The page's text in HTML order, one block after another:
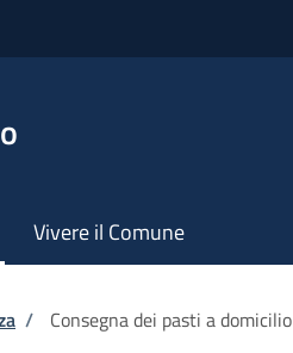
Vivere il Comune
/ Consegna dei pasti a domicilio